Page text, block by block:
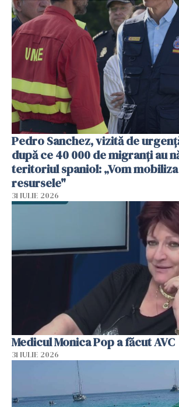
Pedro Sanchez, vizită de
după ce 40 000 de migranți au
teritoriul spaniol: „Vom
resursele"
31 IULIE 2026
Medicul Monica Pop a făcut AVC
31 IULIE 2026